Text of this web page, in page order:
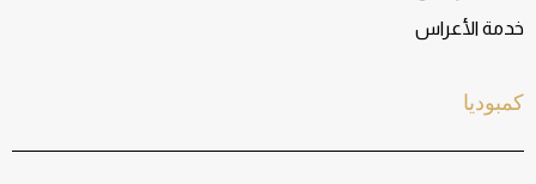
كمبوديا
خدمة الأعراس